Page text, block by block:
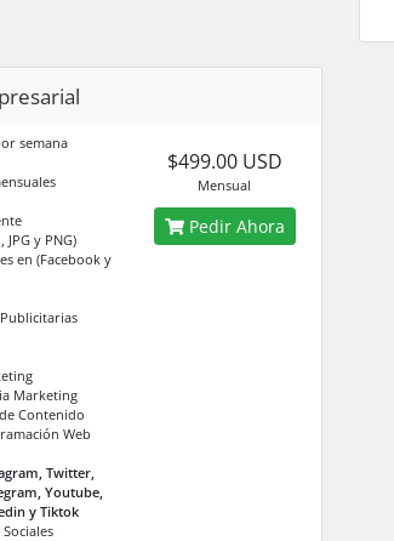
semana
y PNG)
en (Facebook y
Marketing
Contenido
Web
Twitter,
Youtube,
y Tiktok
Sociales
$499.00 USD
Mensual
Pedir Ahora